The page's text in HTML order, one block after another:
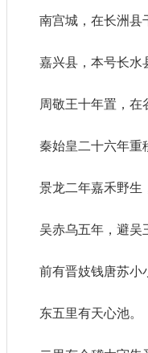
南宫城，在长洲县
嘉兴县，本号长水
周敬王十年置，在
秦始皇二十六年重
景龙二年嘉禾野生
吴赤乌五年，避吴
前有晋妓钱唐苏小
东五里有天心池。